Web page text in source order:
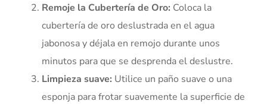
Remoje la Cubertería de Oro: Coloca la
cubertería de oro deslustrada en el agua
jabonosa y déjala en remojo durante unos
minutos para que se desprenda el deslustre.
Limpieza suave: Utilice un paño suave o una
esponja para frotar suavemente la superficie de